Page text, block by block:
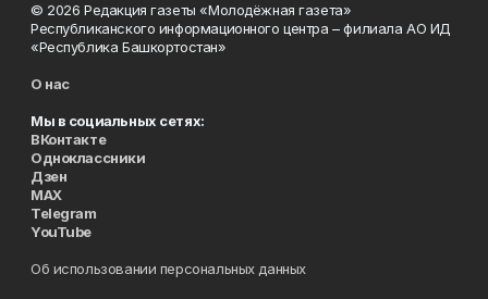
© 2026 Редакция газеты «Молодёжная газета»
Республиканского информационного центра – филиала АО ИД
«Республика Башкортостан»
О нас
Мы в социальных сетях:
ВКонтакте
Одноклассники
Дзен
MAX
Telegram
YouTube
Об использовании персональных данных